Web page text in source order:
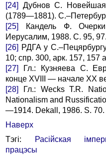
[24]
Дубнов С. Новейшая
(1789—1881).
[25]
Кандель Ф.
Иерусалим, 1988. С. 95, 97.
[26] РДГА у
10; спр. 300, арк. 157, 157
[27]
Гл.: Кузняева С.
конце XVIII — начале ХХ
[28]
Гл.: Wecks T.R.
Nationalism and
—1914. Dekall, 1986. S. 70.
Наверх
Тэгі:
Расійская
працэсы